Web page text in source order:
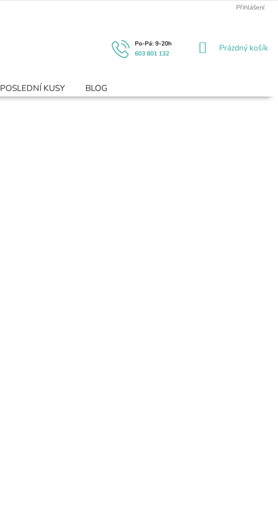
Přihlášení
603 801 132
NÁKUPNÍ
Prázdný košík
POSLEDNÍ KUSY BLOG